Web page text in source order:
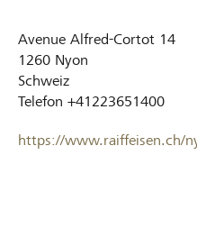
Avenue Alfred-Cortot 14
1260 Nyon
Schweiz
Telefon +41223651400
https://www.raiffeisen.ch/